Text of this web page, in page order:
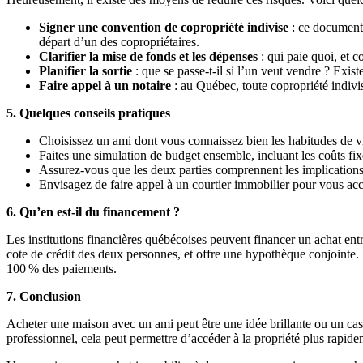
Signer une convention de copropriété indivise : ce
départ d’un des copropriétaires.
Clarifier la mise de fonds et les dépenses : qui paie quoi, et
Planifier la sortie : que se passe-t-il si l’un veut vendre ?
Faire appel à un notaire : au Québec, toute copropriété
5. Quelques conseils pratiques
Choisissez un ami dont vous connaissez bien les habitudes de
Faites une simulation de budget ensemble, incluant les coûts
Assurez-vous que les deux parties comprennent les
Envisagez de faire appel à un courtier immobilier pour vous
6. Qu’en est-il du financement ?
Les institutions financières québécoises peuvent financer un achat
cote de crédit des deux personnes, et offre une hypothèque
100 % des paiements.
7. Conclusion
Acheter une maison avec un ami peut être une idée brillante ou un
professionnel, cela peut permettre d’accéder à la propriété plus